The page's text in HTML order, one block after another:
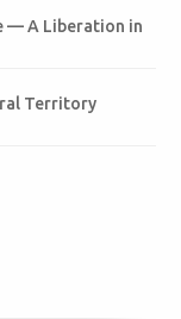
— A Liberation in
Territory